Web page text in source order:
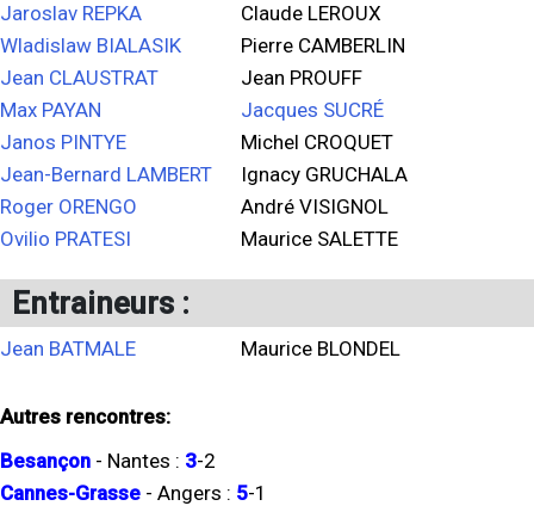
Jaroslav REPKA
Wladislaw BIALASIK
Jean CLAUSTRAT
Max PAYAN
Janos PINTYE
Jean-Bernard LAMBERT
Roger ORENGO
Ovilio PRATESI
Claude LEROUX
Pierre CAMBERLIN
Jean PROUFF
Jacques SUCRÉ
Michel CROQUET
Ignacy GRUCHALA
André VISIGNOL
Maurice SALETTE
Entraineurs :
Jean BATMALE Maurice BLONDEL
Autres rencontres:
Besançon - Nantes : 3-2
Cannes-Grasse - Angers : 5-1